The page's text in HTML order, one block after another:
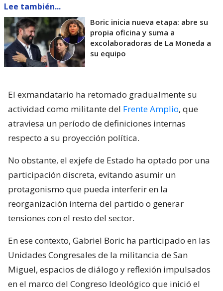
Lee también...
Boric inicia nueva etapa: abre su
propia oficina y suma a
excolaboradoras de La Moneda a
su equipo
El exmandatario ha retomado gradualmente su
actividad como militante del Frente Amplio, que
atraviesa un período de definiciones internas
respecto a su proyección política.
No obstante, el exjefe de Estado ha optado por una
participación discreta, evitando asumir un
protagonismo que pueda interferir en la
reorganización interna del partido o generar
tensiones con el resto del sector.
En ese contexto, Gabriel Boric ha participado en las
Unidades Congresales de la militancia de San
Miguel, espacios de diálogo y reflexión impulsados
en el marco del Congreso Ideológico que inició el